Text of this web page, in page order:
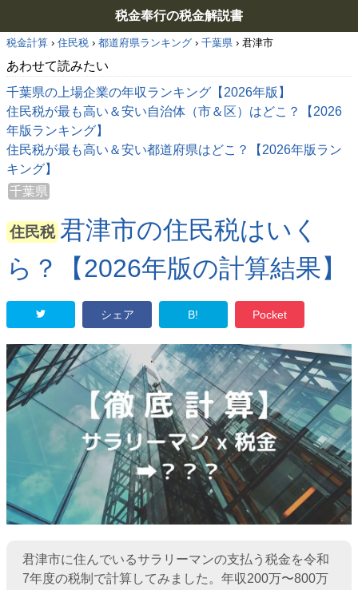
税金奉行の税金解説書
税金計算 › 住民税 › 都道府県ランキング › 千葉県 › 君津市
あわせて読みたい
千葉県の上場企業の年収ランキング【2026年版】
住民税が最も高い＆安い自治体（市＆区）はどこ？【2026
年版ランキング】
住民税が最も高い＆安い都道府県はどこ？【2026年版ラン
キング】
千葉県
住民税 君津市の住民税はいく
ら？【2026年版の計算結果】
シェア B! Pocket
君津市に住んでいるサラリーマンの支払う税金を令和
7年度の税制で計算してみました。年収200万〜800万